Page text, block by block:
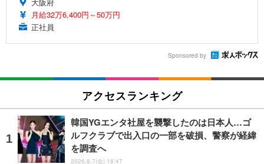
月給32万6,400円～50万円
正社員
Sponsored by
アクセスランキング
韓国YGエンタ社屋を襲撃したのは日本人…ゴ
ルフクラブで出入口の一部を破損、警察が経緯
を調査へ
2026.8.7(金) 18:47